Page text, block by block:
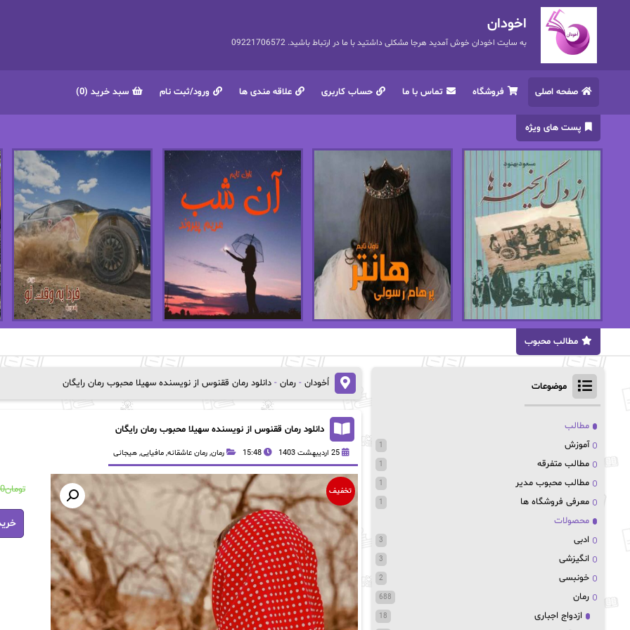
اخودان
به سایت اخودان خوش آمدید هرجا مشکلی داشتید با ما در ارتباط باشید. 09221706572
صفحه اصلی فروشگاه تماس با ما حساب کاربری علاقه مندی ها ورود/ثبت نام سبد خرید (0)
پست های ویژه
مطالب محبوب
اُخودان - رمان - دانلود رمان ققنوس از نویسنده سهیلا محبوب رمان رایگان
دانلود رمان ققنوس از نویسنده سهیلا محبوب رمان رایگان
25 اردیبهشت 1403 15:48 رمان, رمان عاشقانه, مافیایی, هیجانی
تخفیف تومان
دانلود
رمان
موضوعات
مطالب
آموزش
1
مطالب متفرقه 1
مطالب محبوب مدیر 1
معرفی فروشگاه ها 1
محصولات
ادبی
3
انگیزشی 3
خونبسی 2
رمان 688
ازدواج اجباری 18